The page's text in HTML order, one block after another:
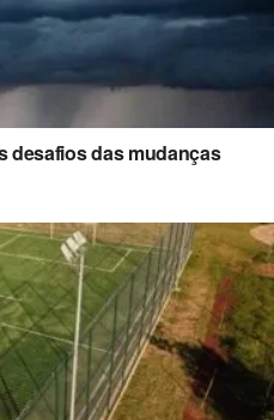
desafios das mudanças